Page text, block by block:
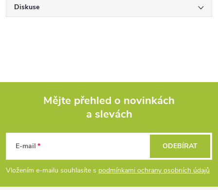
Diskuse
p
Mějte přehled o novinkách
a slevách
E-mail
Vložením e-mailu souhlasíte s podmínkami ochrany osobních údajů
ODEBÍRAT